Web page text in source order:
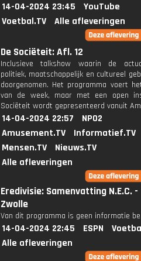
14-04-2024 23:45
YouTube
Voetbal.TV
Alle afleveringen
De Sociëteit: Afl. 12
Inclusieve talkshow waarin de
politiek, maatschappelijk en cultureel
doorgenomen. Het programma voert
van de week, maar met een open
Sociëteit wordt gepresenteerd vanuit
14-04-2024 22:57
NPO2
Amusement.TV
Informatief.TV
Mensen.TV
Nieuws.TV
Alle afleveringen
Eredivisie: Samenvatting N.E.C. -
Zwolle
Van dit programma is geen informatie
14-04-2024 22:45 ESPN
Alle afleveringen